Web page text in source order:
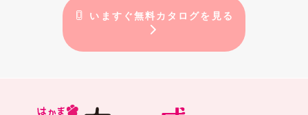
【キュート＆ガーリー】
きゅん♡とときめくガーリーな袴スタイル。
いますぐ無料カタログを見る